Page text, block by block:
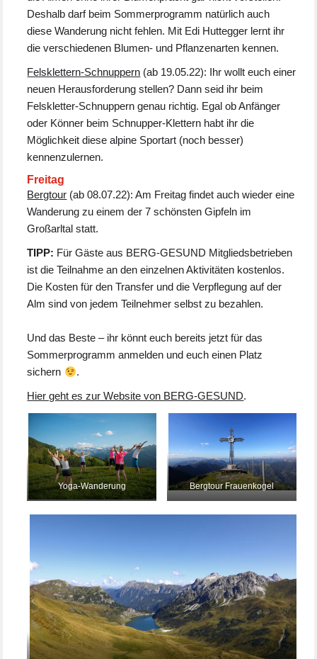
Deshalb darf beim Sommerprogramm natürlich auch
diese Wanderung nicht fehlen. Mit Edi Huttegger lernt ihr
die verschiedenen Blumen- und Pflanzenarten kennen.
Felsklettern-Schnuppern (ab 19.05.22): Ihr wollt euch einer
neuen Herausforderung stellen? Dann seid ihr beim
Felskletter-Schnuppern genau richtig. Egal ob Anfänger
oder Könner beim Schnupper-Klettern habt ihr die
Möglichkeit diese alpine Sportart (noch besser)
kennenzulernen.
Freitag
Bergtour (ab 08.07.22): Am Freitag findet auch wieder eine
Wanderung zu einem der 7 schönsten Gipfeln im
Großarltal statt.
TIPP: Für Gäste aus BERG-GESUND Mitgliedsbetrieben
ist die Teilnahme an den einzelnen Aktivitäten kostenlos.
Die Kosten für den Transfer und die Verpflegung auf der
Alm sind von jedem Teilnehmer selbst zu bezahlen.
Und das Beste – ihr könnt euch bereits jetzt für das
Sommerprogramm anmelden und euch einen Platz
sichern
.
Hier geht es zur Website von BERG-GESUND.
Yoga-Wanderung Bergtour Frauenkogel